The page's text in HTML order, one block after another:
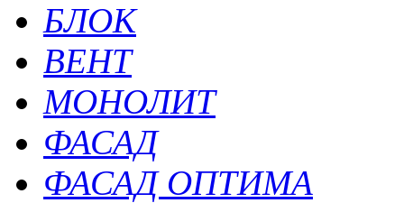
БЛОК
ВЕНТ
МОНОЛИТ
ФАСАД
ФАСАД ОПТИМА